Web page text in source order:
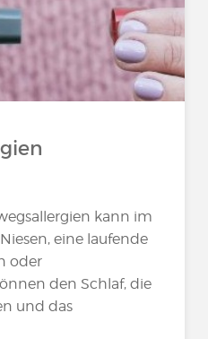
kann im
eine laufende
oder
den Schlaf, die
und das